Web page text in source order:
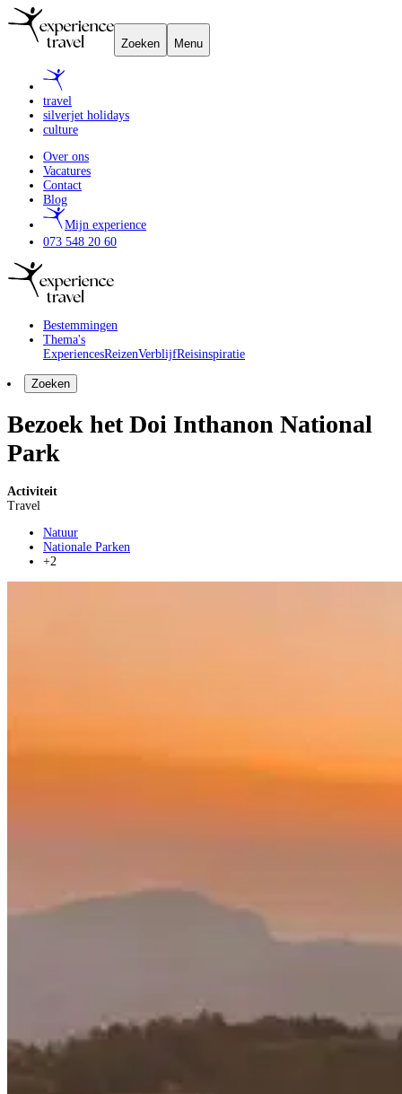
Zoeken Menu
travel
silverjet holidays
culture
Over ons
Vacatures
Contact
Blog
Mijn experience
073 548 20 60
Bestemmingen
Thema's
ExperiencesReizenVerblijfReisinspiratie
Zoeken
Bezoek het Doi Inthanon National
Park
Activiteit
Travel
Natuur
Nationale Parken
+2